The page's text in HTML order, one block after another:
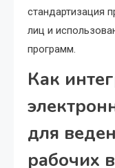
стандартизация
лиц и
программ.
Как
для
рабочих